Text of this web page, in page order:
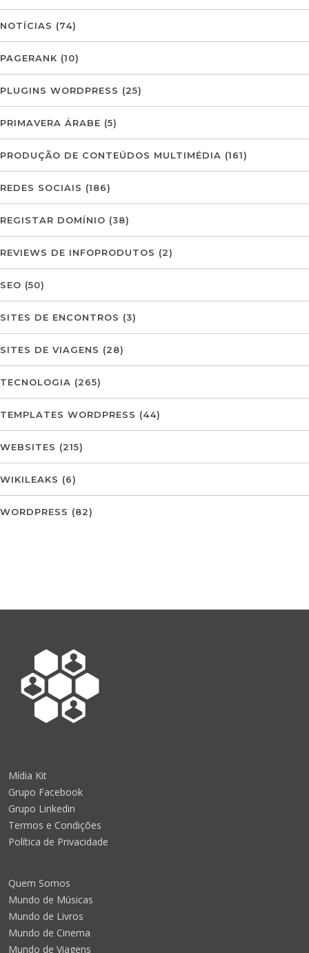
NOTÍCIAS (74)
PAGERANK (10)
PLUGINS WORDPRESS (25)
PRIMAVERA ÁRABE (5)
PRODUÇÃO DE CONTEÚDOS MULTIMÉDIA (161)
REDES SOCIAIS (186)
REGISTAR DOMÍNIO (38)
REVIEWS DE INFOPRODUTOS (2)
SEO (50)
SITES DE ENCONTROS (3)
SITES DE VIAGENS (28)
TECNOLOGIA (265)
TEMPLATES WORDPRESS (44)
WEBSITES (215)
WIKILEAKS (6)
WORDPRESS (82)
Mídia Kit
Grupo Facebook
Grupo Linkedin
Termos e Condições
Política de Privacidade
Quem Somos
Mundo de Músicas
Mundo de Livros
Mundo de Cinema
Mundo de Viagens